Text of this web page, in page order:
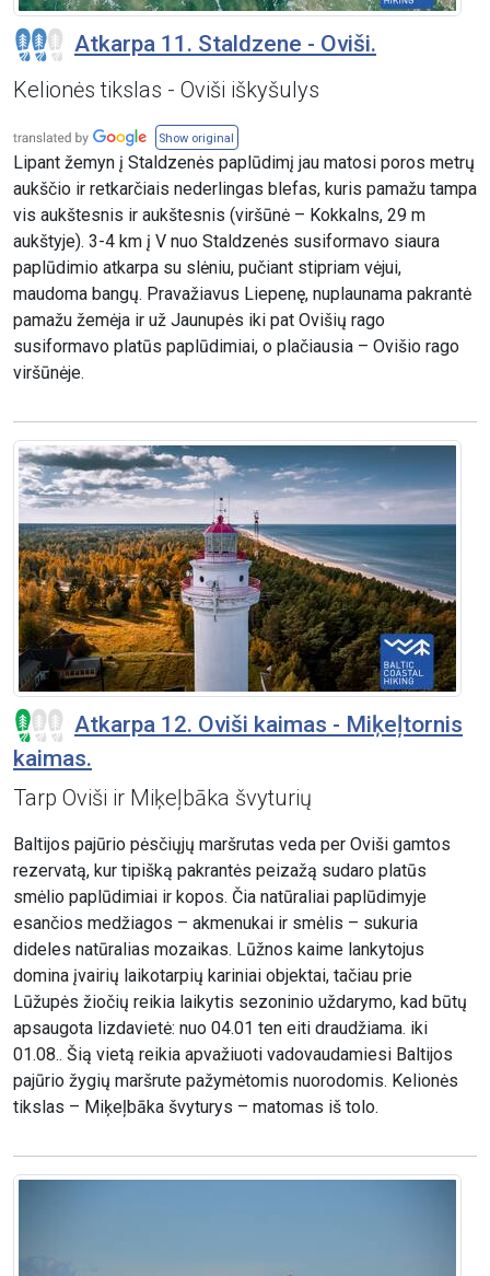
Atkarpa 11. Staldzene - Oviši.
Kelionės tikslas - Oviši iškyšulys
Show original
Lipant žemyn į Staldzenės paplūdimį jau matosi poros metrų
aukščio ir retkarčiais nederlingas blefas, kuris pamažu tampa
vis aukštesnis ir aukštesnis (viršūnė – Kokkalns, 29 m
aukštyje). 3-4 km į V nuo Staldzenės susiformavo siaura
paplūdimio atkarpa su slėniu, pučiant stipriam vėjui,
maudoma bangų. Pravažiavus Liepenę, nuplaunama pakrantė
pamažu žemėja ir už Jaunupės iki pat Ovišių rago
susiformavo platūs paplūdimiai, o plačiausia – Ovišio rago
viršūnėje.
Atkarpa 12. Oviši kaimas - Miķeļtornis
kaimas.
Tarp Oviši ir Miķeļbāka švyturių
Baltijos pajūrio pėsčiųjų maršrutas veda per Oviši gamtos
rezervatą, kur tipišką pakrantės peizažą sudaro platūs
smėlio paplūdimiai ir kopos. Čia natūraliai paplūdimyje
esančios medžiagos – akmenukai ir smėlis – sukuria
dideles natūralias mozaikas. Lūžnos kaime lankytojus
domina įvairių laikotarpių kariniai objektai, tačiau prie
Lūžupės žiočių reikia laikytis sezoninio uždarymo, kad būtų
apsaugota lizdavietė: nuo 04.01 ten eiti draudžiama. iki
01.08.. Šią vietą reikia apvažiuoti vadovaudamiesi Baltijos
pajūrio žygių maršrute pažymėtomis nuorodomis. Kelionės
tikslas – Miķeļbāka švyturys – matomas iš tolo.